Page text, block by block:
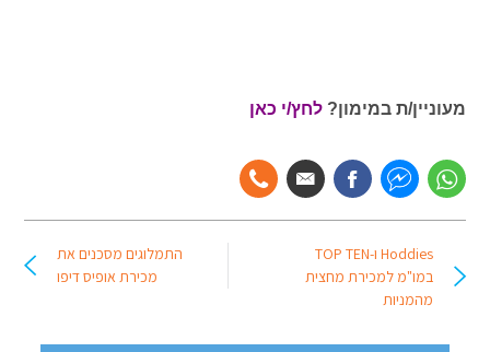
מעוניין/ת במימון?לחץ/י כאן
Hoddies ו-TOP TEN
במו"מ למכירת מחצית
מהמניות
התמלוגים מסכנים את
מכירת אופיס דיפו